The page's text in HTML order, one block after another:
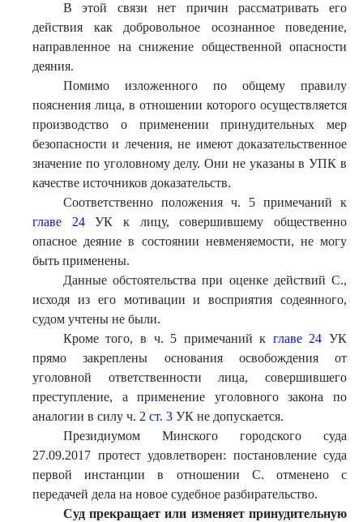
В этой связи нет причин рассматривать его
действия как добровольное осознанное поведение,
направленное на снижение общественной опасности
деяния.
Помимо изложенного по общему правилу
пояснения лица, в отношении которого осуществляется
производство о применении принудительных мер
безопасности и лечения, не имеют доказательственное
значение по уголовному делу. Они не указаны в УПК в
качестве источников доказательств.
Соответственно положения ч. 5 примечаний к
главе 24УК к лицу, совершившему общественно
опасное деяние в состоянии невменяемости, не могу
быть применены.
Данные обстоятельства при оценке действий С.,
исходя из его мотивации и восприятия содеянного,
судом учтены не были.
Кроме того, в ч. 5 примечаний к главе 24 УК
прямо закреплены основания освобождения от
уголовной ответственности лица, совершившего
преступление, а применение уголовного закона по
аналогии в силу ч. 2 ст. 3 УК не допускается.
Президиумом Минского городского суда
27.09.2017 протест удовлетворен: постановление суда
первой инстанции в отношении С. отменено с
передачей дела на новое судебное разбирательство.
Суд прекращает или изменяет принудительную